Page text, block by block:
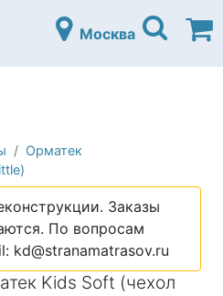
белье)
Москва
Орматек
Заказы
По вопросам
kd@stranamatrasov.ru
Kids Soft (чехол